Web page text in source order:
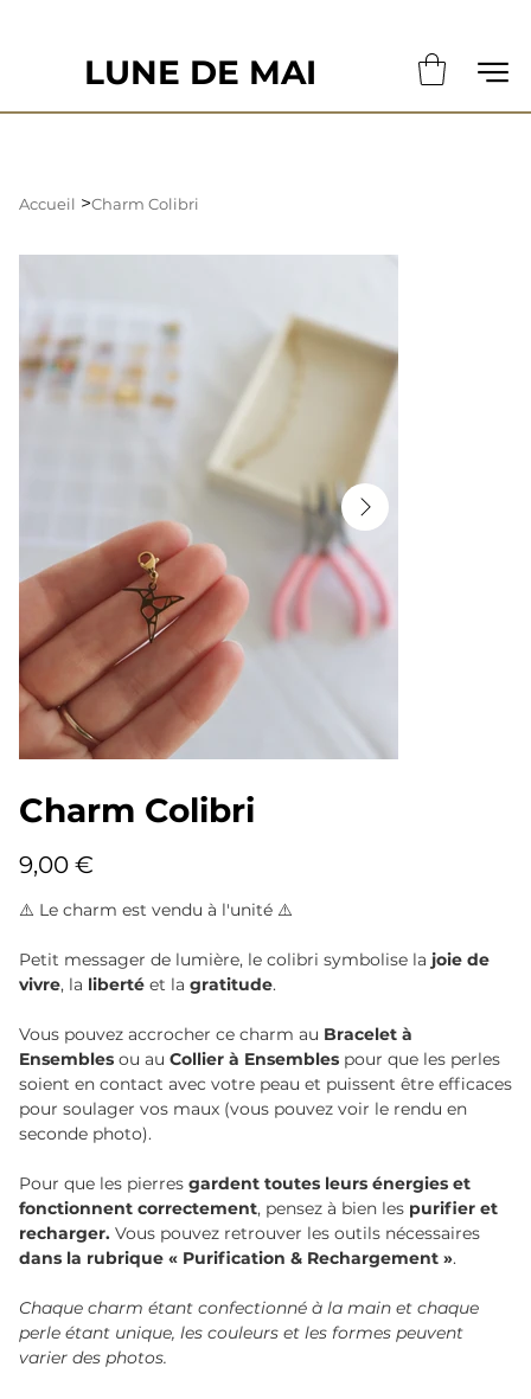
LUNE DE MAI
Accueil >Charm Colibri
Charm Colibri
Prix
9,00 €
⚠️ Le charm est vendu à l'unité ⚠️
Petit messager de lumière, le colibri symbolise la joie de
vivre, la liberté et la gratitude.
Vous pouvez accrocher ce charm au Bracelet à
Ensembles ou au Collier à Ensembles pour que les perles
soient en contact avec votre peau et puissent être efficaces
pour soulager vos maux (vous pouvez voir le rendu en
seconde photo).
Pour que les pierres gardent toutes leurs énergies et
fonctionnent correctement, pensez à bien les purifier et
recharger. Vous pouvez retrouver les outils nécessaires
dans la rubrique « Purification & Rechargement ».
Chaque charm étant confectionné à la main et chaque
perle étant unique, les couleurs et les formes peuvent
varier des photos.